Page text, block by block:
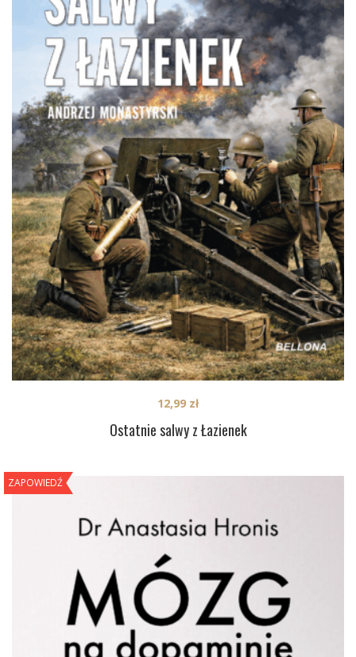
Ostatnie salwy z Łazienek
12,99 zł
ZAPOWIEDŹ